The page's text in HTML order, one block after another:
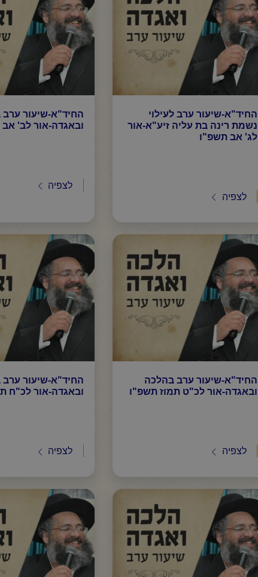
החיד"א-שיעור ערב לעילוי
נשמת רינה בת עליה זיע"א-אור
לג' אב תשפ"ו
לצפיה
החיד"א-שיעור
ובאגדה-אור לב'
לצפיה
החיד"א-שיעור ערב בהלכה
ובאגדה-אור לכ"ט תמוז תשפ"ו
לצפיה
החיד"א-שיעור
ובאגדה-אור לכ"ח
לצפיה